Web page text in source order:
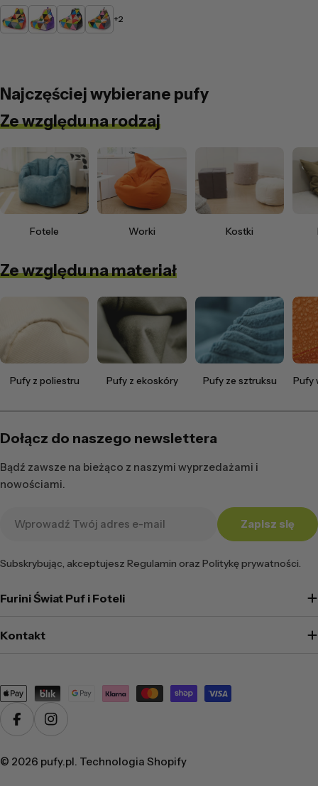
regularna
Czerwony
Mix
Fioletowy
Mix
Czarny
Mix
Popielaty
Mix
+2
Najczęściej wybierane pufy
Ze względu na rodzaj
Fotele Worki Kostki
Ze względu na materiał
Pufy z poliestru Pufy z ekoskóry Pufy ze sztruksu Pufy
Dołącz do naszego newslettera
Bądź zawsze na bieżąco z naszymi wyprzedażami i
nowościami.
Zapisz się
Subskrybując, akceptujesz Regulamin oraz Politykę prywatności.
Furini Świat Puf i Foteli
Kontakt
Metody
płatności
FacebookInstagram
© 2026 pufy.pl. Technologia Shopify